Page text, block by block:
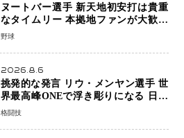
ヌートバー選手 新天地初安打は貴重
なタイムリー 本拠地ファンが大歓声
笑顔で歓喜
野球
2026.8.6
挑発的な発言 リウ・メンヤン選手 世
界最高峰ONEで浮き彫りになる 日本
キックボクシングが直面する“技術
格闘技